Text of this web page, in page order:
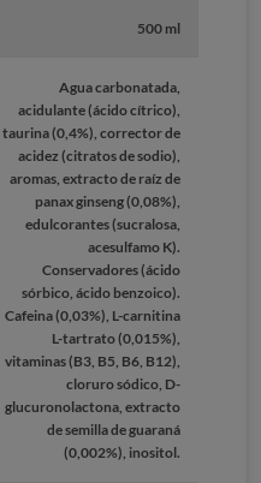
500 ml
Agua carbonatada,
acidulante (ácido cítrico),
taurina (0,4%), corrector de
acidez (citratos de sodio),
aromas, extracto de raíz de
panax ginseng (0,08%),
edulcorantes (sucralosa,
acesulfamo K).
Conservadores (ácido
sórbico, ácido benzoico).
Cafeina (0,03%), L-carnitina
L-tartrato (0,015%),
vitaminas (B3, B5, B6, B12),
cloruro sódico, D-
glucuronolactona, extracto
de semilla de guaraná
(0,002%), inositol.